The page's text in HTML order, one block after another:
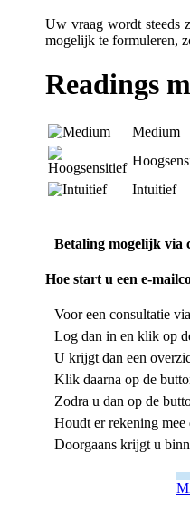
Uw vraag wordt steeds
mogelijk te formuleren,
Readings
Medium
Intuitief
Betaling mogelijk via
Hoe start u een e-
Voor een consultatie
Log dan in en klik op
U krijgt dan een
Klik daarna op de
Zodra u dan op de
Houdt er rekening mee
Doorgaans krijgt u